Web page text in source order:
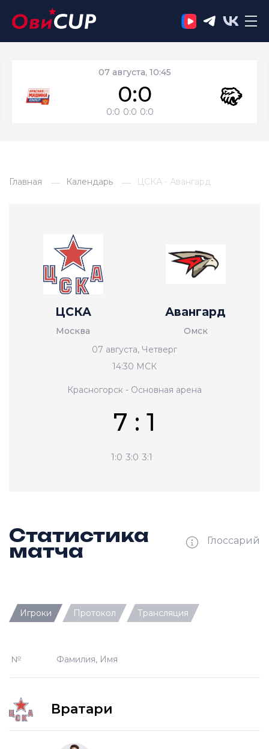
07 августа, 10:45
0:0
0:0 0:0 0:0
Главная Календарь ЦСКА - Авангард
ЦСКА
Москва
07 августа, Четверг
14:30 МСК
Красногорск - Основная арена
7 : 1
1:0 3:0 3:1
Авангард
Омск
Статистика
матча Глоссарий
П — кол-во передач
игрока на площадке
-2 —
игроков на площад
Игроки Протокол Трансляция
№ Фамилия, Имя
Вратари